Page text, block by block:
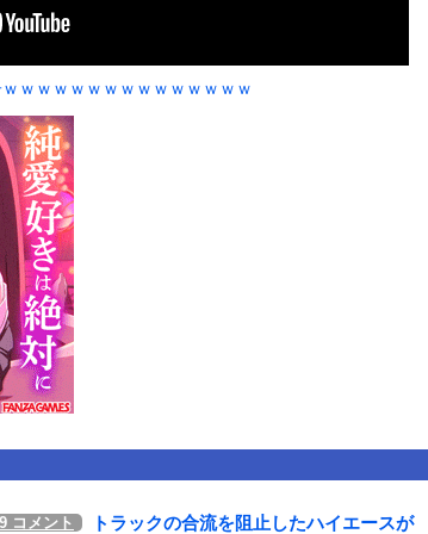
ｗｗｗｗｗw
こないの！！
RSS設定 更新順130件まで。それ以降の古いものは表
ｗｗｗｗｗｗｗｗｗｗｗｗｗｗ
コメント トラックの合流を阻止したハイエースが